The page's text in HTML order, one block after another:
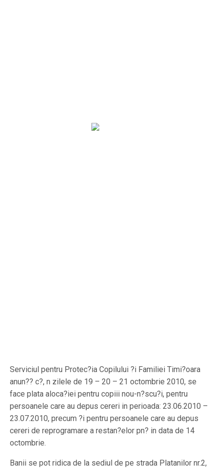
Serviciul pentru Protec?ia Copilului ?i Familiei Timi?oara
anun?? c?, n zilele de 19 – 20 – 21 octombrie 2010, se
face plata aloca?iei pentru copiii nou-n?scu?i, pentru
persoanele care au depus cereri in perioada: 23.06.2010 –
23.07.2010, precum ?i pentru persoanele care au depus
cereri de reprogramare a restan?elor pn? in data de 14
octombrie.
Banii se pot ridica de la sediul de pe strada Platanilor nr.2,